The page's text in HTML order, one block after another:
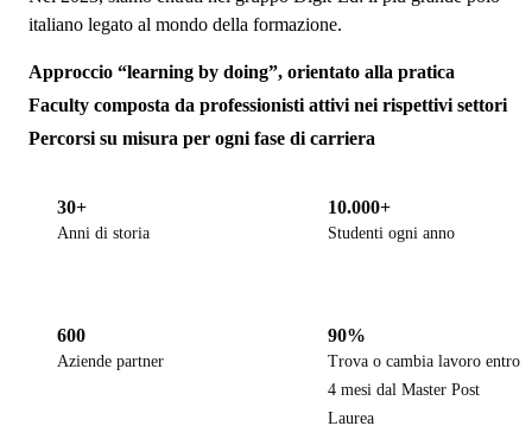
italiano legato al mondo della formazione.
Approccio “learning by doing”, orientato alla pratica
Faculty composta da professionisti attivi nei rispettivi settori
Percorsi su misura per ogni fase di carriera
30+
Anni di storia
10.000+
Studenti ogni anno
600
Aziende partner
90%
Trova o cambia lavoro entro
4 mesi dal Master Post
Laurea